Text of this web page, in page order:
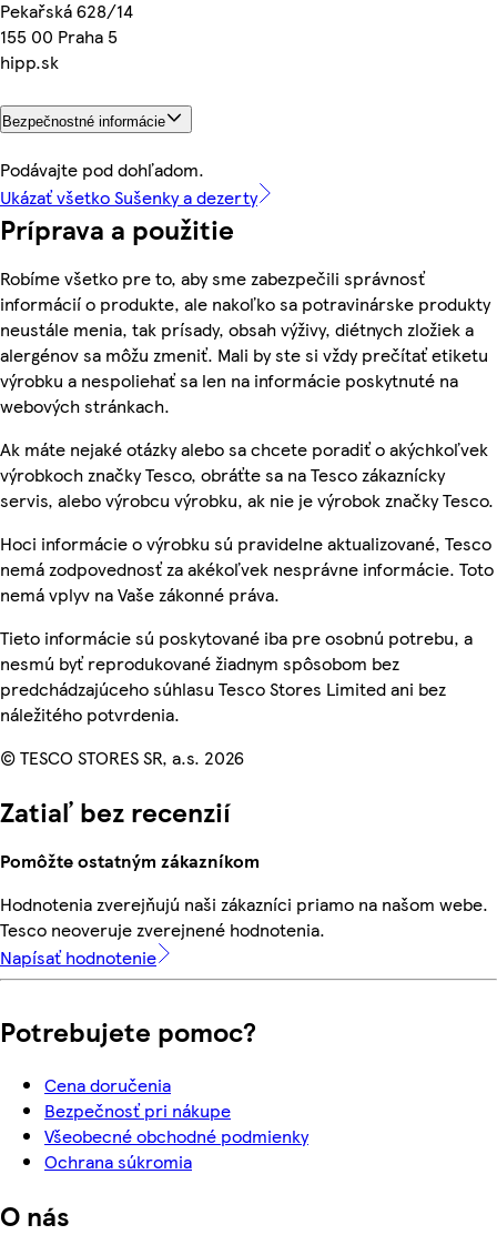
Pekařská 628/14
155 00 Praha 5
hipp.sk
Bezpečnostné informácie
Podávajte pod dohľadom.
Ukázať všetko Sušenky a dezerty
Príprava a použitie
Robíme všetko pre to, aby sme zabezpečili správnosť
informácií o produkte, ale nakoľko sa potravinárske produkty
neustále menia, tak prísady, obsah výživy, diétnych zložiek a
alergénov sa môžu zmeniť. Mali by ste si vždy prečítať etiketu
výrobku a nespoliehať sa len na informácie poskytnuté na
webových stránkach.
Ak máte nejaké otázky alebo sa chcete poradiť o akýchkoľvek
výrobkoch značky Tesco, obráťte sa na Tesco zákaznícky
servis, alebo výrobcu výrobku, ak nie je výrobok značky Tesco.
Hoci informácie o výrobku sú pravidelne aktualizované, Tesco
nemá zodpovednosť za akékoľvek nesprávne informácie. Toto
nemá vplyv na Vaše zákonné práva.
Tieto informácie sú poskytované iba pre osobnú potrebu, a
nesmú byť reprodukované žiadnym spôsobom bez
predchádzajúceho súhlasu Tesco Stores Limited ani bez
náležitého potvrdenia.
© TESCO STORES SR, a.s. 2026
Zatiaľ bez recenzií
Pomôžte ostatným zákazníkom
Hodnotenia zverejňujú naši zákazníci priamo na našom webe.
Tesco neoveruje zverejnené hodnotenia.
Napísať hodnotenie
Potrebujete pomoc?
Cena doručenia
Bezpečnosť pri nákupe
Všeobecné obchodné podmienky
Ochrana súkromia
O nás